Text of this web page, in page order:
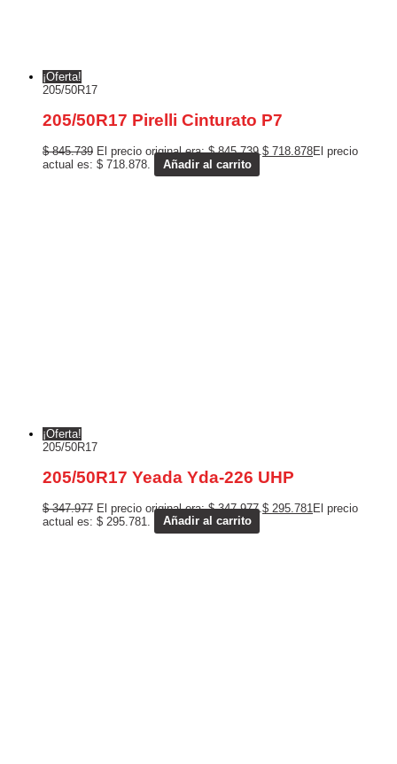
¡Oferta!
205/50R17
205/50R17 Pirelli Cinturato P7
$845.739 El precio original era: $ 845.739.$ 718.878El precio
actual es: $ 718.878.
Añadir al carrito
¡Oferta!
205/50R17
205/50R17 Yeada Yda-226 UHP
$347.977 El precio original era: $ 347.977. $ 295.781 El precio
actual es: $ 295.781.
Añadir al carrito